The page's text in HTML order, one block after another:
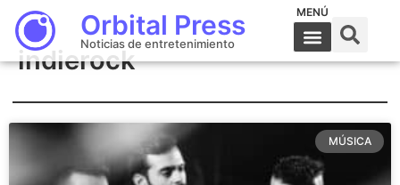
Orbital Press
Noticias de entretenimiento
MENÚ
indierock
MÚSICA